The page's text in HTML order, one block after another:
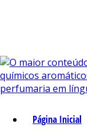
Página Inicial